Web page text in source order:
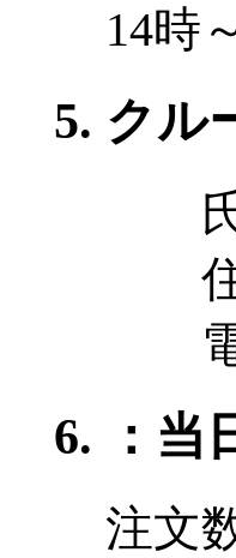
14時
クル
氏
住
電
：
注文